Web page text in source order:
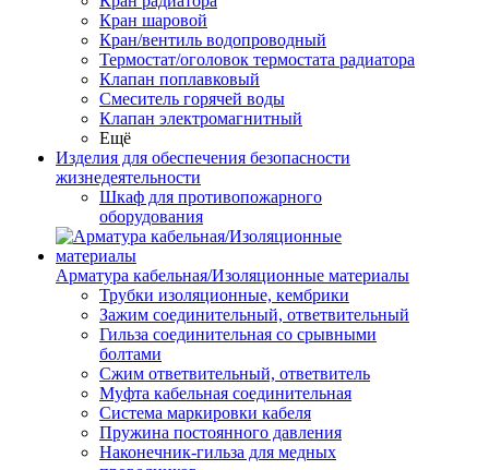
Кран шаровой
Кран/вентиль водопроводный
Термостат/оголовок термостата радиатора
Клапан поплавковый
Смеситель горячей воды
Клапан электромагнитный
Ещё
Изделия для обеспечения безопасности
жизнедеятельности
Шкаф для противопожарного
оборудования
Арматура кабельная/Изоляционные материалы
Трубки изоляционные, кембрики
Зажим соединительный, ответвительный
Гильза соединительная со срывными
болтами
Сжим ответвительный, ответвитель
Муфта кабельная соединительная
Система маркировки кабеля
Пружина постоянного давления
Наконечник-гильза для медных